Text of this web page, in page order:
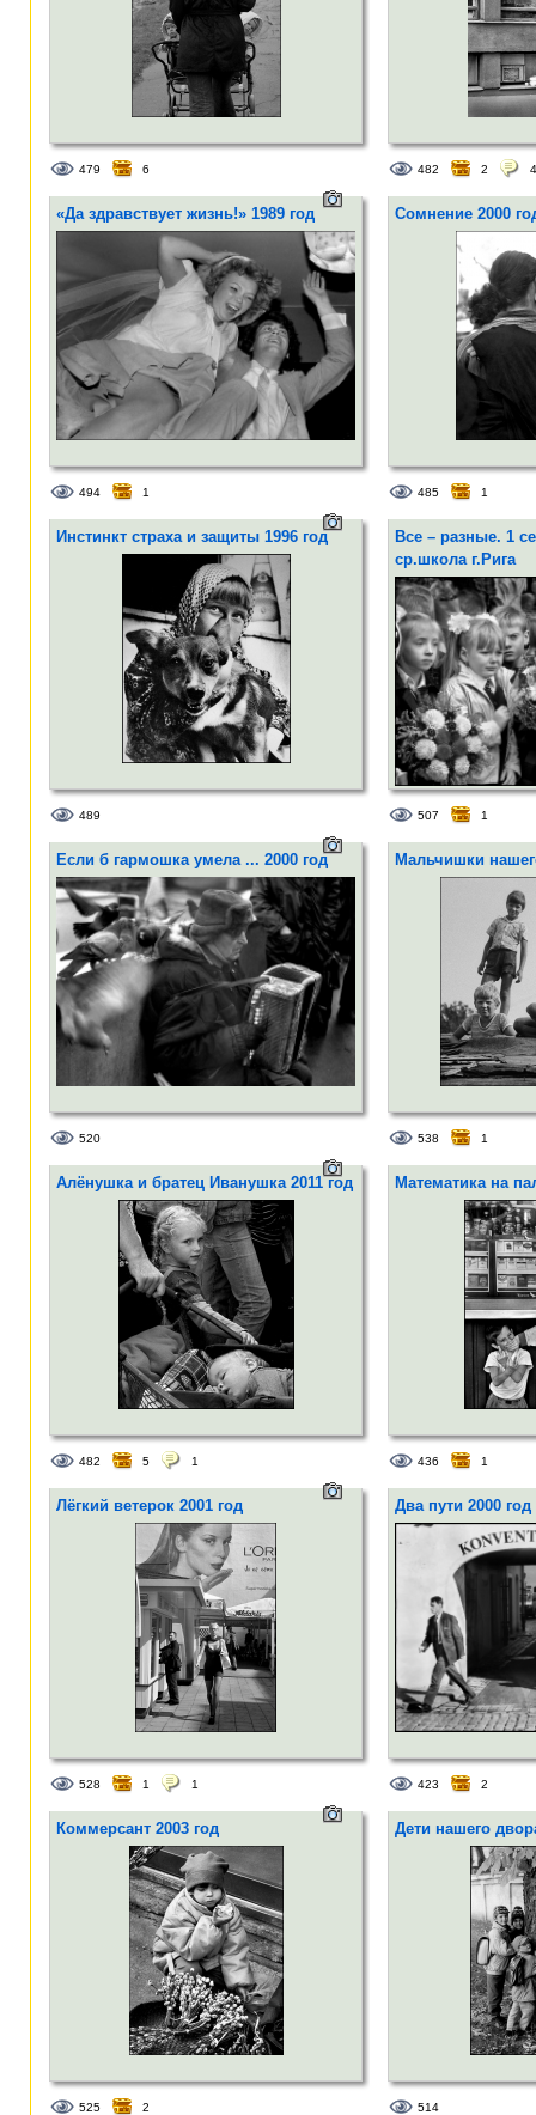
479 6 482 2 4
«Да здравствует жизнь!» 1989 год
494 1
Сомнение 2000
485 1
Инстинкт страха и защиты 1996 год
489
Все – разные. 1
ср.школа г.Рига
507 1
Если б гармошка умела ... 2000 год
520
Мальчишки
538 1
Алёнушка и братец Иванушка 2011 год
482 5 1
Математика на
436 1
Лёгкий ветерок 2001 год
528 1 1
Два пути 2000 год
423 2
Коммерсант 2003 год
525 2
Дети нашего
514